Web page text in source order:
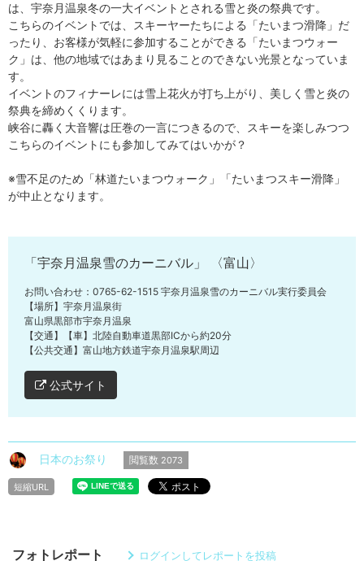
は、宇奈月温泉冬の一大イベントとされる雪と炎の祭典です。
こちらのイベントでは、スキーヤーたちによる「たいまつ滑降」だ
ったり、お客様が気軽に参加することができる「たいまつウォー
ク」は、他の地域ではあまり見ることのできない光景となっていま
す。
イベントのフィナーレには雪上花火が打ち上がり、美しく雪と炎の
祭典を締めくくります。
峡谷に轟く大音響は圧巻の一言につきるので、スキーを楽しみつつ
こちらのイベントにも参加してみてはいかが？
※雪不足のため「林道たいまつウォーク」「たいまつスキー滑降」
が中止となります。
「宇奈月温泉雪のカーニバル」 〈富山〉
お問い合わせ：0765-62-1515 宇奈月温泉雪のカーニバル実行委員会
【場所】宇奈月温泉街
富山県黒部市宇奈月温泉
【交通】【車】北陸自動車道黒部ICから約20分
【公共交通】富山地方鉄道宇奈月温泉駅周辺
公式サイト
日本のお祭り 閲覧数 2073
短縮URL
フォトレポート ログインしてレポートを投稿